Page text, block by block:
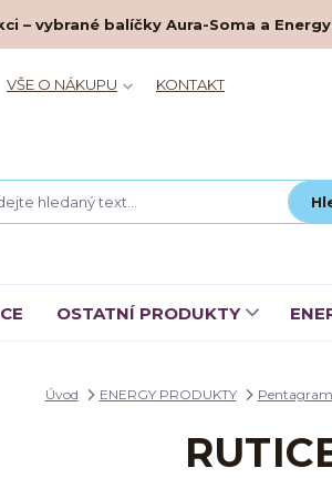
– vybrané balíčky Aura-Soma a
VŠE O NÁKUPU KONTAKT
OSTATNÍ PRODUKTY
Úvod ENERGY PRODUKTY